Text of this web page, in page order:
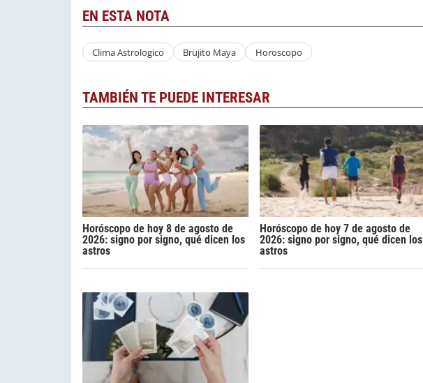
EN ESTA NOTA
Clima Astrologico Brujito Maya Horoscopo
TAMBIÉN TE PUEDE INTERESAR
Horóscopo de hoy 8 de agosto de
2026: signo por signo, qué dicen los
astros
Horóscopo de hoy 7 de agosto de
2026: signo por signo, qué dicen los
astros